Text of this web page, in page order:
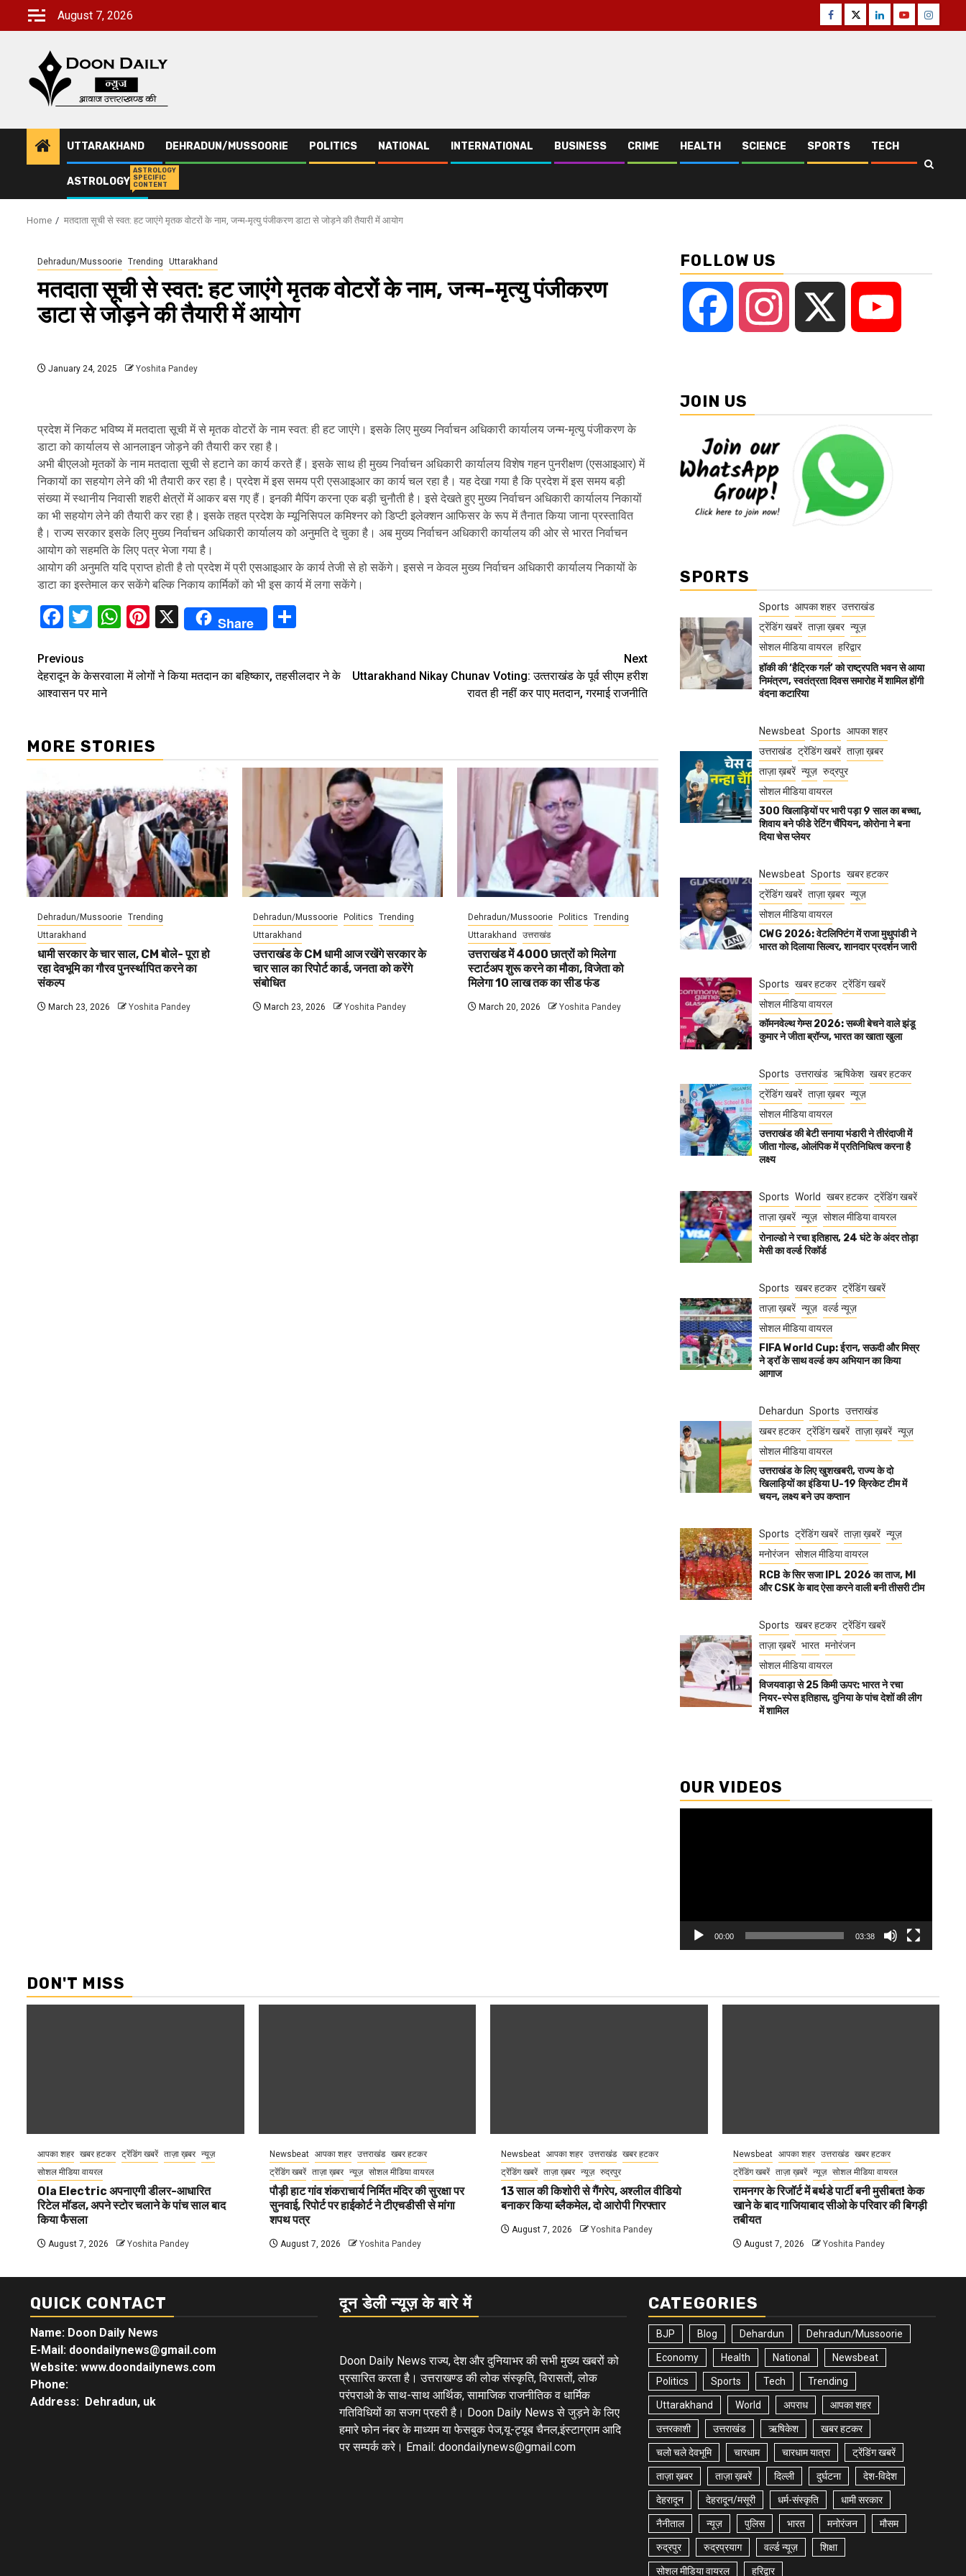
August 7, 2026 Facebook
TwitterLinkedinYoutube
UTTARAKHAND DEHRADUN/MUSSOORIE POLITICS NATIONAL INTERNATIONAL BUSINESS CRIME HEALTH SCIENCE SPORTS TECH
ASTROLOGY
ASTROLOGY
SPECIFIC
CONTENT
Home मतदाता सूची से स्वत: हट जाएंगे मृतक वोटरों के नाम, जन्म-मृत्यु पंजीकरण डाटा से जोड़ने की तैयारी में आयोग
Dehradun/Mussoorie Trending Uttarakhand
मतदाता सूची से स्वत: हट जाएंगे मृतक वोटरों के नाम, जन्म-मृत्यु पंजीकरण
डाटा से जोड़ने की तैयारी में आयोग
January 24, 2025 Yoshita Pandey
प्रदेश में निकट भविष्य में मतदाता सूची में से मृतक वोटरों के नाम स्वत: ही हट जाएंगे। इसके लिए मुख्य निर्वाचन अधिकारी कार्यालय जन्म-मृत्यु पंजीकरण के
डाटा को कार्यालय से आनलाइन जोड़ने की तैयारी कर रहा है।
अभी बीएलओ मृतकों के नाम मतदाता सूची से हटाने का कार्य करते हैं। इसके साथ ही मुख्य निर्वाचन अधिकारी कार्यालय विशेष गहन पुनरीक्षण (एसआइआर) में
निकायों का सहयोग लेने की भी तैयारी कर रहा है। प्रदेश में इस समय प्री एसआइआर का कार्य चल रहा है। यह देखा गया है कि प्रदेश में इस समय बड़ी
संख्या में स्थानीय निवासी शहरी क्षेत्रों में आकर बस गए हैं। इनकी मैपिंग करना एक बड़ी चुनौती है। इसे देखते हुए मुख्य निर्वाचन अधिकारी कार्यालय निकायों
का भी सहयोग लेने की तैयारी कर रहा है। इसके तहत प्रदेश के म्यूनिसिपल कमिश्नर को डिप्टी इलेक्शन आफिसर के रूप में तैनात किया जाना प्रस्तावित
है। राज्य सरकार इसके लिए मुख्य निर्वाचन अधिकारी कार्यालय को अनुमति दे चुका है। अब मुख्य निर्वाचन अधिकारी कार्यालय की ओर से भारत निर्वाचन
आयोग को सहमति के लिए पत्र भेजा गया है।
आयोग की अनुमति यदि प्राप्त होती है तो प्रदेश में प्री एसआइआर के कार्य तेजी से हो सकेंगे। इससे न केवल मुख्य निर्वाचन अधिकारी कार्यालय निकायों के
डाटा का इस्तेमाल कर सकेंगे बल्कि निकाय कार्मिकों को भी इस कार्य में लगा सकेंगे।
Facebook
Twitter
WhatsApp
Pinterest
X Share
Continue
Reading
Previous
देहरादून के केसरवाला में लोगों ने किया मतदान का बहिष्कार, तहसीलदार ने के
आश्वासन पर माने
Next
Uttarakhand Nikay Chunav Voting: उत्‍तराखंड के पूर्व सीएम हरीश
रावत ही नहीं कर पाए मतदान, गरमाई राजनीति
MORE STORIES
Dehradun/Mussoorie Trending
Uttarakhand
धामी सरकार के चार साल, CM बोले- पूरा हो
रहा देवभूमि का गौरव पुनर्स्थापित करने का
संकल्प
March 23, 2026 Yoshita Pandey
Dehradun/Mussoorie Politics
Trending
Uttarakhand
उत्तराखंड के CM धामी आज रखेंगे सरकार के
चार साल का रिपोर्ट कार्ड, जनता को करेंगे
संबोधित
March 23, 2026 Yoshita Pandey
Dehradun/Mussoorie Politics
Trending
Uttarakhand
उत्तराखंड
उत्तराखंड में 4000 छात्रों को मिलेगा
स्टार्टअप शुरू करने का मौका, विजेता को
मिलेगा 10 लाख तक का सीड फंड
March 20, 2026 Yoshita Pandey
FOLLOW US
Facebook Instagram
JOIN US
SPORTS
Sports आपका शहर उत्तराखंड
ट्रेंडिंग खबरें ताज़ा ख़बर न्यूज़
सोशल मीडिया वायरल हरिद्वार
हॉकी की ‘हैट्रिक गर्ल’ को राष्ट्रपति भवन से आया
निमंत्रण, स्वतंत्रता दिवस समारोह में शामिल होंगी
वंदना कटारिया
Newsbeat Sports आपका शहर
उत्तराखंड ट्रेंडिंग खबरें ताज़ा ख़बर
ताज़ा ख़बरें न्यूज़ रुद्रपुर
सोशल मीडिया वायरल
300 खिलाड़ियों पर भारी पड़ा 9 साल का बच्चा,
शिवाय बने फीडे रेटिंग चैंपियन, कोरोना ने बना
दिया चेस प्लेयर
Newsbeat Sports खबर हटकर
ट्रेंडिंग खबरें ताज़ा ख़बर न्यूज़
सोशल मीडिया वायरल
CWG 2026: वेटलिफ्टिंग में राजा मुथुपांडी ने
भारत को दिलाया सिल्वर, शानदार प्रदर्शन जारी
Sports खबर हटकर ट्रेंडिंग खबरें
सोशल मीडिया वायरल
कॉमनवेल्थ गेम्स 2026: सब्जी बेचने वाले झंडू
कुमार ने जीता ब्रॉन्ज, भारत का खाता खुला
Sports उत्तराखंड ऋषिकेश खबर हटकर
ट्रेंडिंग खबरें ताज़ा ख़बर न्यूज़
सोशल मीडिया वायरल
उत्तराखंड की बेटी सनाया भंडारी ने तीरंदाजी में
जीता गोल्ड, ओलंपिक में प्रतिनिधित्व करना है
लक्ष्य
Sports World खबर हटकर ट्रेंडिंग खबरें
ताज़ा ख़बरें न्यूज़ सोशल मीडिया वायरल
रोनाल्डो ने रचा इतिहास, 24 घंटे के अंदर तोड़ा
मेसी का वर्ल्ड रिकॉर्ड
Sports खबर हटकर ट्रेंडिंग खबरें
ताज़ा ख़बरें न्यूज़ वर्ल्ड न्यूज़
सोशल मीडिया वायरल
FIFA World Cup: ईरान, सऊदी और मिस्र
ने ड्रॉ के साथ वर्ल्ड कप अभियान का किया
आगाज
Dehardun Sports उत्तराखंड
खबर हटकर ट्रेंडिंग खबरें ताज़ा ख़बरें न्यूज़
सोशल मीडिया वायरल
उत्तराखंड के लिए खुशखबरी, राज्य के दो
खिलाड़ियों का इंडिया U-19 क्रिकेट टीम में
चयन, लक्ष्य बने उप कप्तान
Sports ट्रेंडिंग खबरें ताज़ा ख़बरें न्यूज़
मनोरंजन सोशल मीडिया वायरल
RCB के सिर सजा IPL 2026 का ताज, MI
और CSK के बाद ऐसा करने वाली बनी तीसरी टीम
Sports खबर हटकर ट्रेंडिंग खबरें
ताज़ा ख़बरें भारत मनोरंजन
सोशल मीडिया वायरल
विजयवाड़ा से 25 किमी ऊपर: भारत ने रचा
नियर-स्पेस इतिहास, दुनिया के पांच देशों की लीग
में शामिल
OUR VIDEOS
00:00 03:38
DON'T MISS
आपका शहर खबर हटकर ट्रेंडिंग खबरें ताज़ा ख़बर न्यूज़
सोशल मीडिया वायरल
Ola Electric अपनाएगी डीलर-आधारित
रिटेल मॉडल, अपने स्टोर चलाने के पांच साल बाद
किया फैसला
August 7, 2026 Yoshita Pandey
Newsbeat आपका शहर उत्तराखंड
खबर हटकर
ट्रेंडिंग खबरें
ताज़ा ख़बर न्यूज़ सोशल मीडिया वायरल
पौड़ी हाट गांव शंकराचार्य निर्मित मंदिर की सुरक्षा पर
सुनवाई, रिपोर्ट पर हाईकोर्ट ने टीएचडीसी से मांगा
शपथ पत्र
August 7, 2026 Yoshita Pandey
Newsbeat आपका शहर उत्तराखंड खबर हटकर
ट्रेंडिंग खबरें ताज़ा ख़बर न्यूज़ रुद्रपुर
13 साल की किशोरी से गैंगरेप, अश्लील वीडियो
बनाकर किया ब्लैकमेल, दो आरोपी गिरफ्तार
August 7, 2026 Yoshita Pandey
Newsbeat आपका शहर उत्तराखंड
खबर हटकर
ट्रेंडिंग खबरें
ताज़ा ख़बरें न्यूज़ सोशल मीडिया वायरल
रामनगर के रिजॉर्ट में बर्थडे पार्टी बनी मुसीबत! केक
खाने के बाद गाजियाबाद सीओ के परिवार की बिगड़ी
तबीयत
August 7, 2026 Yoshita Pandey
QUICK CONTACT
Name: Doon Daily News
E-Mail: doondailynews@gmail.com
Website: www.doondailynews.com
Phone:
Address: Dehradun, uk
दून डेली न्यूज़ के बारे में
Doon Daily News राज्य, देश और दुनियाभर की सभी मुख्य खबरों को
प्रसारित करता है। उत्तराखण्ड की लोक संस्कृति, विरासतों, लोक
परंपराओ के साथ-साथ आर्थिक, सामाजिक राजनीतिक व धार्मिक
गतिविधियों का सजग प्रहरी है। Doon Daily News से जुड़ने के लिए
हमारे फोन नंबर के माध्यम या फेसबुक पेज,यू-ट्यूब चैनल,इंस्टाग्राम आदि
पर सम्पर्क करे। Email: doondailynews@gmail.com
CATEGORIES
BJP Blog Dehardun Dehradun/Mussoorie
Economy Health National Newsbeat
Politics Sports Tech Trending
Uttarakhand World अपराध आपका शहर
उत्तरकाशी उत्तराखंड ऋषिकेश खबर हटकर
चलो चले देवभूमि चारधाम चारधाम यात्रा ट्रेंडिंग खबरें
ताज़ा ख़बर ताज़ा ख़बरें दिल्ली दुर्घटना देश-विदेश
देहरादून देहरादून/मसूरी धर्म-संस्कृति धामी सरकार
नैनीताल न्यूज़ पुलिस भारत मनोरंजन मौसम
रुद्रपुर रुद्रप्रयाग वर्ल्ड न्यूज़ शिक्षा
सोशल मीडिया वायरल हरिद्वार